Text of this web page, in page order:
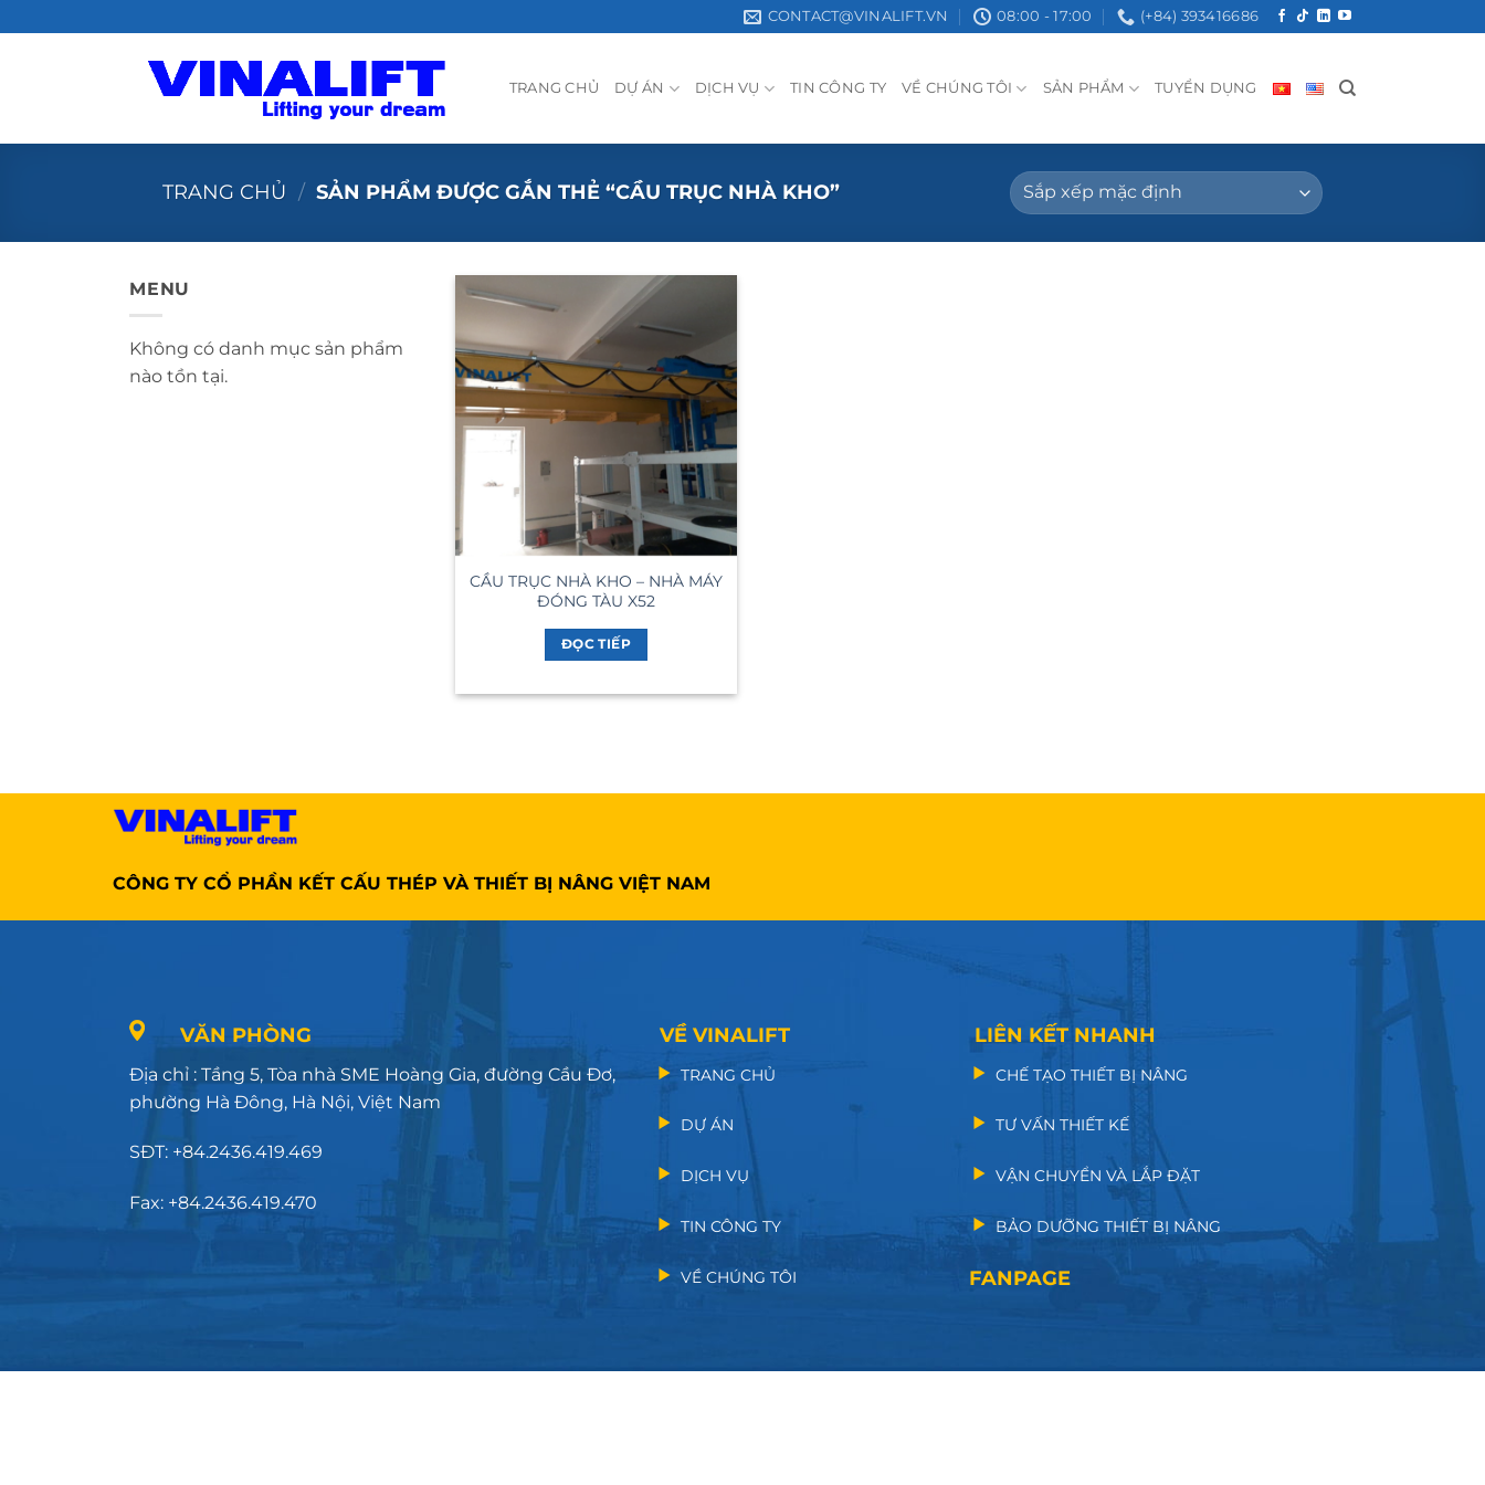
qua
CONTACT@VINALIFT.VN 08:00 - 17:00 (+84) 393416686
TRANG CHỦ DỰ ÁN DỊCH VỤ TIN CÔNG TY VỀ CHÚNG TÔI SẢN PHẨM TUYỂN DỤNG
TRANG CHỦ / SẢN PHẨM ĐƯỢC GẮN THẺ “CẦU TRỤC NHÀ KHO”
MENU
Không có danh mục sản phẩm
nào tồn tại.
CẦU TRỤC NHÀ KHO – NHÀ MÁY
ĐÓNG TÀU X52
ĐỌC TIẾP
CÔNG TY CỔ PHẦN KẾT CẤU THÉP VÀ THIẾT BỊ NÂNG VIỆT NAM
VĂN PHÒNG
Địa chỉ : Tầng 5, Tòa nhà SME Hoàng Gia, đường Cầu Đơ,
phường Hà Đông, Hà Nội, Việt Nam
SĐT: +84.2436.419.469
Fax: +84.2436.419.470
VỀ VINALIFT
TRANG CHỦ
DỰ ÁN
DỊCH VỤ
TIN CÔNG TY
VỀ CHÚNG TÔI
LIÊN KẾT NHANH
CHẾ TẠO THIẾT BỊ NÂNG
TƯ VẤN THIẾT KẾ
VẬN CHUYỂN VÀ LẮP ĐẶT
BẢO DƯỠNG THIẾT BỊ NÂNG
FANPAGE